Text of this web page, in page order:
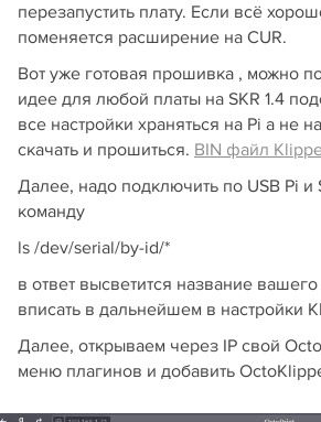
перезапустить плату. Если всё
поменяется расширение на CUR.
Вот уже готовая прошивка , можно
идее для любой платы на SKR 1.4
все настройки храняться на Pi а не
скачать и прошиться. BIN файл
Далее, надо подключить по USB Pi и
команду
ls /dev/serial/by-id/*
в ответ высветится название
вписать в дальнейшем в настройки
Далее, открываем через IP свой
меню плагинов и добавить